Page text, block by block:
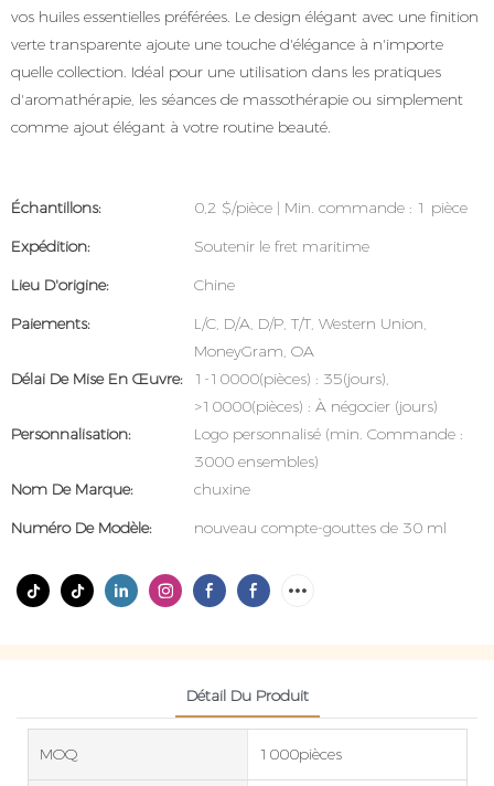
vos huiles essentielles préférées. Le design élégant avec une finition
verte transparente ajoute une touche d'élégance à n'importe
quelle collection. Idéal pour une utilisation dans les pratiques
d'aromathérapie, les séances de massothérapie ou simplement
comme ajout élégant à votre routine beauté.
Échantillons:
0,2 $/pièce | Min. commande : 1 pièce
Expédition:
Soutenir le fret maritime
Lieu D'origine:
Chine
Paiements:
L/C, D/A, D/P, T/T, Western Union,
MoneyGram, OA
Délai De Mise En Œuvre:
1-10000(pièces) : 35(jours),
>10000(pièces) : À négocier (jours)
Personnalisation:
Logo personnalisé (min. Commande :
3000 ensembles)
Nom De Marque:
chuxine
Numéro De Modèle:
nouveau compte-gouttes de 30 ml
Détail Du Produit
MOQ 1000pièces